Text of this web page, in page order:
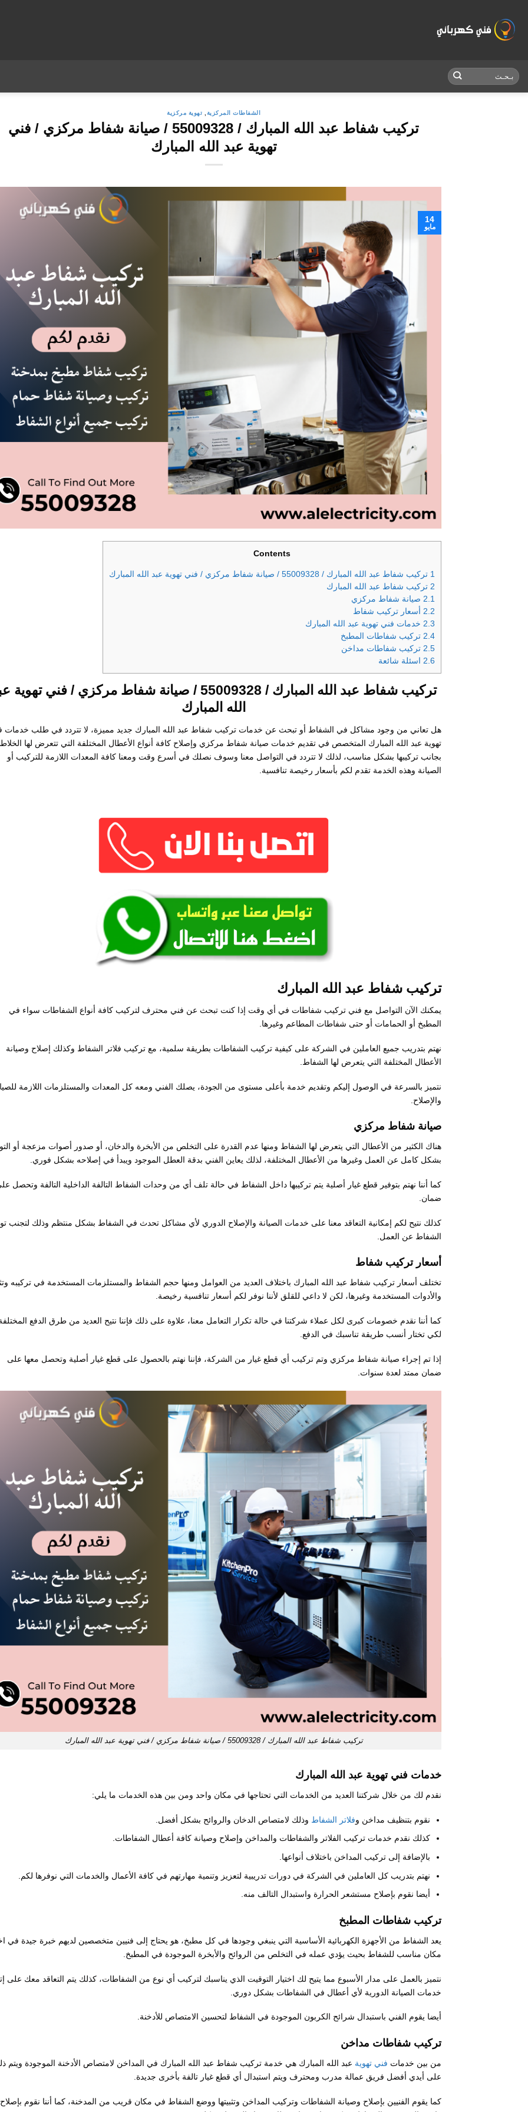
content
الشفاطات المركزية تهوية مركزية
تركيب شفاط عبد الله المبارك / 55009328 / صيانة شفاط مركزي / فني
تهوية عبد الله المبارك
14
مايو
Contents
1 تركيب شفاط عبد الله المبارك / 55009328 / صيانة شفاط مركزي / فني تهوية عبد الله المبارك
2 تركيب شفاط عبد الله المبارك
2.1 صيانة شفاط مركزي
2.2 أسعار تركيب شفاط
2.3 خدمات فني تهوية عبد الله المبارك
2.4 تركيب شفاطات المطبخ
2.5 تركيب شفاطات مداخن
2.6 اسئلة شائعة
تركيب شفاط عبد الله المبارك / 55009328 / صيانة شفاط مركزي / فني تهوية
الله المبارك
هل تعاني من وجود مشاكل في الشفاط أو تبحث عن خدمات تركيب شفاط عبد الله المبارك جديد مميزة، لا تتردد في طلب خدمات
تهوية عبد الله المبارك المتخصص في تقديم خدمات صيانة شفاط مركزي وإصلاح كافة أنواع الأعطال المختلفة التي تتعرض لها
بجانب تركيبها بشكل مناسب، لذلك لا تتردد في التواصل معنا وسوف نصلك في أسرع وقت ومعنا كافة المعدات اللازمة للتركيب أو
الصيانة وهذه الخدمة تقدم لكم بأسعار رخيصة تنافسية.
تركيب شفاط عبد الله المبارك
يمكنك الآن التواصل مع فني تركيب شفاطات في أي وقت إذا كنت تبحث عن فني محترف لتركيب كافة أنواع الشفاطات سواء في
المطبخ أو الحمامات أو حتى شفاطات المطاعم وغيرها.
نهتم بتدريب جميع العاملين في الشركة على كيفية تركيب الشفاطات بطريقة سلمية، مع تركيب فلاتر الشفاط وكذلك إصلاح وصيانة
الأعطال المختلفة التي يتعرض لها الشفاط.
نتميز بالسرعة في الوصول إليكم وتقديم خدمة بأعلى مستوى من الجودة، يصلك الفني ومعه كل المعدات والمستلزمات اللازمة
والإصلاح.
صيانة شفاط مركزي
هناك الكثير من الأعطال التي يتعرض لها الشفاط ومنها عدم القدرة على التخلص من الأبخرة والدخان، أو صدور أصوات مزعجة أو
بشكل كامل عن العمل وغيرها من الأعطال المختلفة، لذلك يعاين الفني بدقة العطل الموجود ويبدأ في إصلاحه بشكل فوري.
كما أننا نهتم بتوفير قطع غيار أصلية يتم تركيبها داخل الشفاط في حالة تلف أي من وحدات الشفاط التالفة الداخلية التالفة وتحصل
ضمان.
كذلك نتيح لكم إمكانية التعاقد معنا على خدمات الصيانة والإصلاح الدوري لأي مشاكل تحدث في الشفاط بشكل منتظم وذلك لتجنب
الشفاط عن العمل.
أسعار تركيب شفاط
تختلف أسعار تركيب شفاط عبد الله المبارك باختلاف العديد من العوامل ومنها حجم الشفاط والمستلزمات المستخدمة في تركيبه
والأدوات المستخدمة وغيرها، لكن لا داعي للقلق لأننا نوفر لكم أسعار تنافسية رخيصة.
كما أننا نقدم خصومات كبرى لكل عملاء شركتنا في حالة تكرار التعامل معنا، علاوة على ذلك فإننا نتيح العديد من طرق الدفع
لكي تختار أنسب طريقة تناسبك في الدفع.
إذا تم إجراء صيانة شفاط مركزي وتم تركيب أي قطع غيار من الشركة، فإننا نهتم بالحصول على قطع غيار أصلية وتحصل معها على
ضمان ممتد لعدة سنوات.
تركيب شفاط عبد الله المبارك / 55009328 / صيانة شفاط مركزي / فني تهوية عبد الله المبارك
خدمات فني تهوية عبد الله المبارك
نقدم لك من خلال شركتنا العديد من الخدمات التي تحتاجها في مكان واحد ومن بين هذه الخدمات ما يلي:
نقوم بتنظيف مداخن وفلاتر الشفاط وذلك لامتصاص الدخان والروائح بشكل أفضل.
كذلك نقدم خدمات تركيب الفلاتر والشفاطات والمداخن وإصلاح وصيانة كافة أعطال الشفاطات.
بالإضافة إلى تركيب المداخن باختلاف أنواعها.
نهتم بتدريب كل العاملين في الشركة في دورات تدريبية لتعزيز وتنمية مهارتهم في كافة الأعمال والخدمات التي نوفرها لكم.
أيضا نقوم بإصلاح مستشعر الحرارة واستبدال التالف منه.
تركيب شفاطات المطبخ
يعد الشفاط من الأجهزة الكهربائية الأساسية التي ينبغي وجودها في كل مطبخ، هو يحتاج إلى فنيين متخصصين لديهم خبرة جيدة في
مكان مناسب للشفاط بحيث يؤدي عمله في التخلص من الروائح والأبخرة الموجودة في المطبخ.
نتميز بالعمل على مدار الأسبوع مما يتيح لك اختيار التوقيت الذي يناسبك لتركيب أي نوع من الشفاطات، كذلك يتم التعاقد معك على
خدمات الصيانة الدورية لأي أعطال في الشفاطات بشكل دوري.
أيضا يقوم الفني باستبدال شرائح الكربون الموجودة في الشفاط لتحسين الامتصاص للأدخنة.
تركيب شفاطات مداخن
من بين خدمات فني تهوية عبد الله المبارك هي خدمة تركيب شفاط عبد الله المبارك في المداخن لامتصاص الأدخنة الموجودة ويتم
على أيدي أفضل فريق عمالة مدرب ومحترف ويتم استبدال أي قطع غيار تالفة بأخرى جديدة.
كما يقوم الفنيين بإصلاح وصيانة الشفاطات وتركيب المداخن وتثبيتها ووضع الشفاط في مكان قريب من المدخنة، كما أننا نقوم بإصلاح